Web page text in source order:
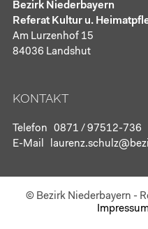
Bezirk Niederbayern
Referat Kultur u.
Am Lurzenhof 15
84036 Landshut
KONTAKT
Telefon 0871 / 97512-736
E-Mail
© Bezirk Niederbayern -